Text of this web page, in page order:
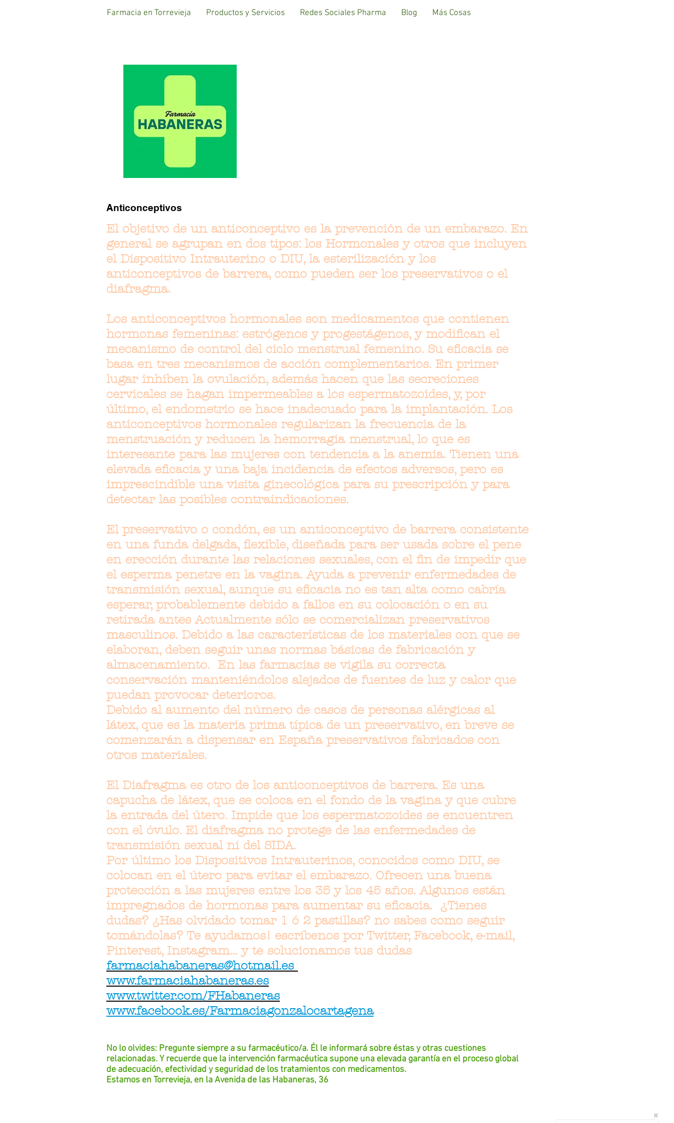
Farmacia en Torrevieja Productos y Servicios Redes Sociales Pharma Blog Más Cosas
Anticonceptivos
El objetivo de un anticonceptivo es la prevención de un embarazo. En
general se agrupan en dos tipos: los Hormonales y otros que incluyen
el Dispositivo Intrauterino o DIU, la esterilización y los
anticonceptivos de barrera, como pueden ser los preservativos o el
diafragma.
Los anticonceptivos hormonales son medicamentos que contienen
hormonas femeninas: estrógenos y progestágenos, y modifican el
mecanismo de control del ciclo menstrual femenino. Su eficacia se
basa en tres mecanismos de acción complementarios. En primer
lugar inhiben la ovulación, además hacen que las secreciones
cervicales se hagan impermeables a los espermatozoides, y, por
último, el endometrio se hace inadecuado para la implantación. Los
anticonceptivos hormonales regularizan la frecuencia de la
menstruación y reducen la hemorragia menstrual, lo que es
interesante para las mujeres con tendencia a la anemia. Tienen una
elevada eficacia y una baja incidencia de efectos adversos, pero es
imprescindible una visita ginecológica para su prescripción y para
detectar las posibles contraindicaciones.
El preservativo o condón, es un anticonceptivo de barrera consistente
en una funda delgada, flexible, diseñada para ser usada sobre el pene
en erección durante las relaciones sexuales, con el fin de impedir que
el esperma penetre en la vagina. Ayuda a prevenir enfermedades de
transmisión sexual, aunque su eficacia no es tan alta como cabría
esperar, probablemente debido a fallos en su colocación o en su
retirada antes Actualmente sólo se comercializan preservativos
masculinos. Debido a las características de los materiales con que se
elaboran, deben seguir unas normas básicas de fabricación y
almacenamiento. En las farmacias se vigila su correcta
conservación manteniéndolos alejados de fuentes de luz y calor que
puedan provocar deterioros.
Debido al aumento del número de casos de personas alérgicas al
látex, que es la materia prima típica de un preservativo, en breve se
comenzarán a dispensar en España preservativos fabricados con
otros materiales.
El Diafragma es otro de los anticonceptivos de barrera. Es una
capucha de látex, que se coloca en el fondo de la vagina y que cubre
la entrada del útero. Impide que los espermatozoides se encuentren
con el óvulo. El diafragma no protege de las enfermedades de
transmisión sexual ni del SIDA.
Por último los Dispositivos Intrauterinos, conocidos como DIU, se
colocan en el útero para evitar el embarazo. Ofrecen una buena
protección a las mujeres entre los 35 y los 45 años. Algunos están
impregnados de hormonas para aumentar su eficacia. ¿Tienes
dudas? ¿Has olvidado tomar 1 ó 2 pastillas? no sabes como seguir
tomándolas? Te ayudamos! escríbenos por Twitter, Facebook, e-mail,
Pinterest, Instagram... y te solucionamos tus dudas
farmaciahabaneras@hotmail.es
www.farmaciahabaneras.es
www.twitter.com/FHabaneras
www.facebook.es/Farmaciagonzalocartagena
No lo olvides: Pregunte siempre a su farmacéutico/a. Él le informará sobre éstas y otras cuestiones
relacionadas. Y recuerde que la intervención farmacéutica supone una elevada garantía en el proceso global
de adecuación, efectividad y seguridad de los tratamientos con medicamentos.
Estamos en Torrevieja, en la Avenida de las Habaneras, 36